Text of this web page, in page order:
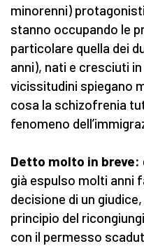
minorenni)
stanno occupando le
particolare quella dei
anni), nati e cresciuti
vicissitudini spiegano
cosa la schizofrenia
fenomeno
Detto molto in breve:
già espulso molti anni
decisione di un
principio del
con il permesso